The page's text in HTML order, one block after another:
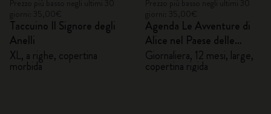
Taccuino Il Signore degli
Anelli
XL, a righe, copertina
morbida
Agenda Le Avventure di
Alice nel Paese delle
Meraviglie 2027
Giornaliera, 12 mesi, large,
copertina rigida